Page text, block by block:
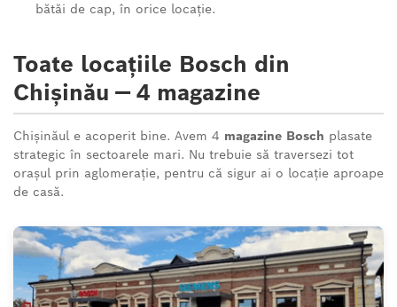
bătăi de cap, în orice locație.
Toate locațiile Bosch din
Chișinău — 4 magazine
Chișinăul e acoperit bine. Avem 4 magazine Bosch plasate
strategic în sectoarele mari. Nu trebuie să traversezi tot
orașul prin aglomerație, pentru că sigur ai o locație aproape
de casă.